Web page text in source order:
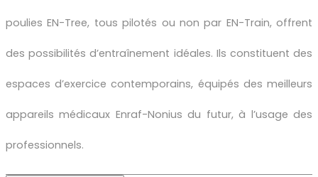
poulies EN-Tree, tous pilotés ou non par EN-Train, offrent
des possibilités d’entraînement idéales. Ils constituent des
espaces d’exercice contemporains, équipés des meilleurs
appareils médicaux Enraf-Nonius du futur, à l’usage des
professionnels.